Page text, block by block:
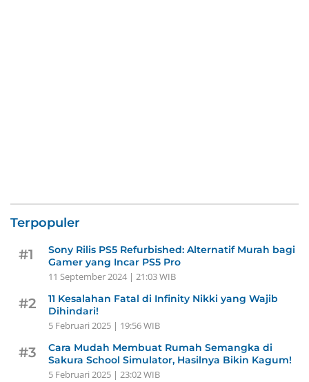
Terpopuler
#1
Sony Rilis PS5 Refurbished: Alternatif Murah bagi
Gamer yang Incar PS5 Pro
11 September 2024 | 21:03 WIB
#2
11 Kesalahan Fatal di Infinity Nikki yang Wajib
Dihindari!
5 Februari 2025 | 19:56 WIB
#3
Cara Mudah Membuat Rumah Semangka di
Sakura School Simulator, Hasilnya Bikin Kagum!
5 Februari 2025 | 23:02 WIB